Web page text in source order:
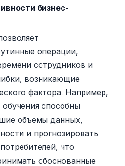
бизнес-
операции,
сотрудников и
возникающие
фактора. Например,
способны
объемы данных,
и прогнозировать
что
обоснованные